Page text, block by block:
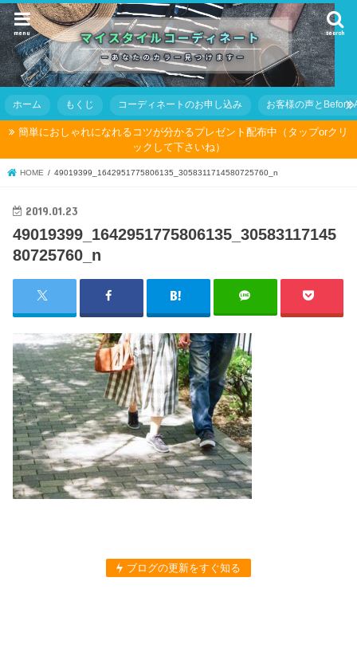
search
menu
ホーム もくじ コーディネートのお申し込み お客様の声とBefore
簡単におしゃれになれるコツが分かるプレゼント配布中（タップorクリ
ックして下さいね）
HOME 49019399_1642951775806135_3058311714580725760_n
2019.01.23
49019399_1642951775806135_30583117145
80725760_n
ブログの更新をすぐ知る